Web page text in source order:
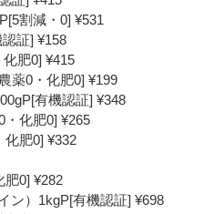
割減・0] ¥531
証] ¥158
肥0] ¥415
薬0・化肥0] ¥199
有機認証] ¥348
・化肥0] ¥265
化肥0] ¥332
肥0] ¥282
ン）1kgP[有機認証] ¥698